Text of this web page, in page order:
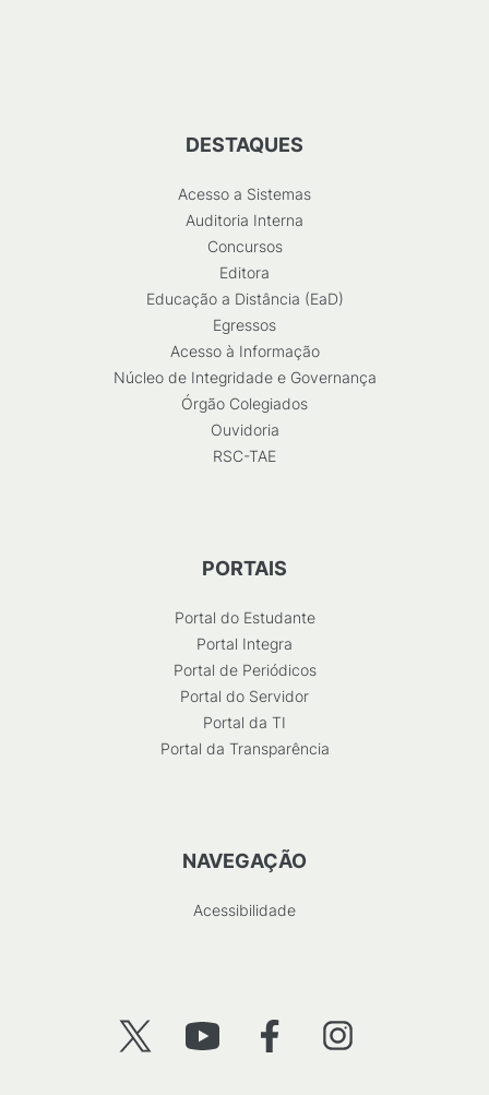
DESTAQUES
Acesso a Sistemas
Auditoria Interna
Concursos
Editora
Educação a Distância (EaD)
Egressos
Acesso à Informação
Núcleo de Integridade e Governança
Órgão Colegiados
Ouvidoria
RSC-TAE
PORTAIS
Portal do Estudante
Portal Integra
Portal de Periódicos
Portal do Servidor
Portal da TI
Portal da Transparência
NAVEGAÇÃO
Acessibilidade